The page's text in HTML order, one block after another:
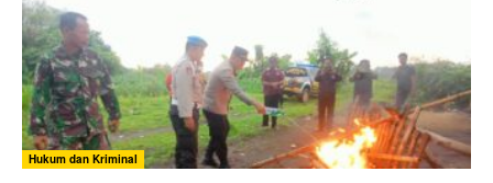
Hukum dan Kriminal